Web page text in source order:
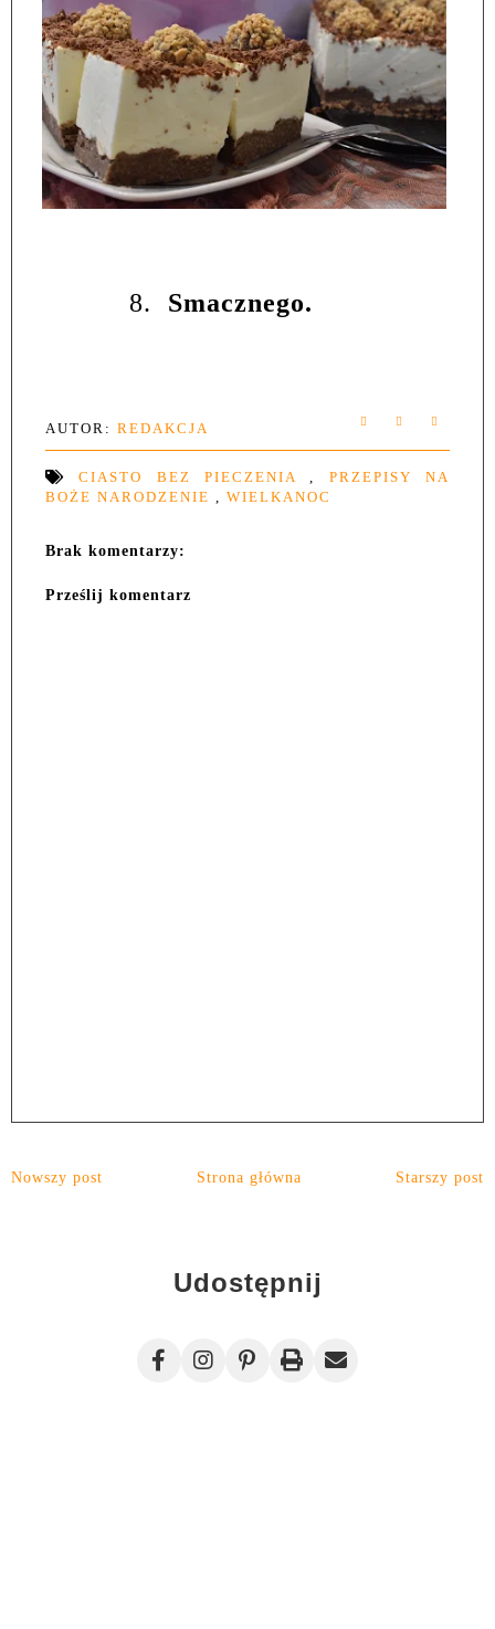
8. Smacznego.
AUTOR: REDAKCJA
CIASTO BEZ PIECZENIA, PRZEPISY NA
BOŻE NARODZENIE , WIELKANOC
Brak komentarzy:
Prześlij komentarz
Nowszy post Starszy post
Strona główna
Udostępnij